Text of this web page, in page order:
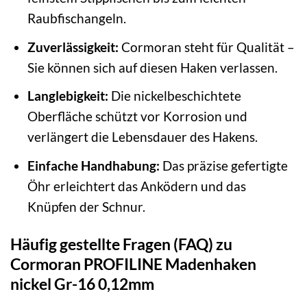
Raubfischangeln.
Zuverlässigkeit: Cormoran steht für Qualität –
Sie können sich auf diesen Haken verlassen.
Langlebigkeit: Die nickelbeschichtete
Oberfläche schützt vor Korrosion und
verlängert die Lebensdauer des Hakens.
Einfache Handhabung: Das präzise gefertigte
Öhr erleichtert das Anködern und das
Knüpfen der Schnur.
Häufig gestellte Fragen (FAQ) zu
Cormoran PROFILINE Madenhaken
nickel Gr-16 0,12mm